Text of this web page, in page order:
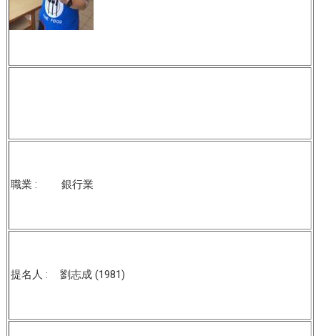
職業 : 銀行業
提名人 : 劉志成 (1981)